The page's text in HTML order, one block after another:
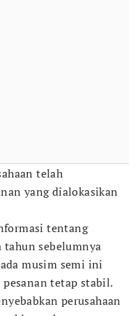
telah
yang dialokasikan
tentang
sebelumnya
musim semi ini
tetap stabil.
perusahaan